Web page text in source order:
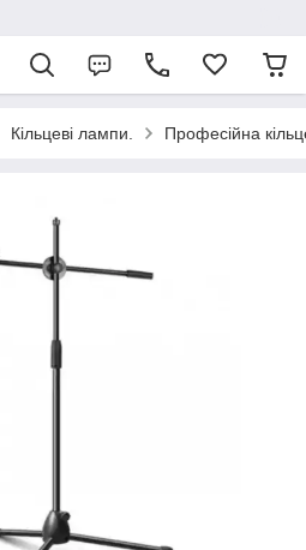
Кільцеві лампи. Професійна